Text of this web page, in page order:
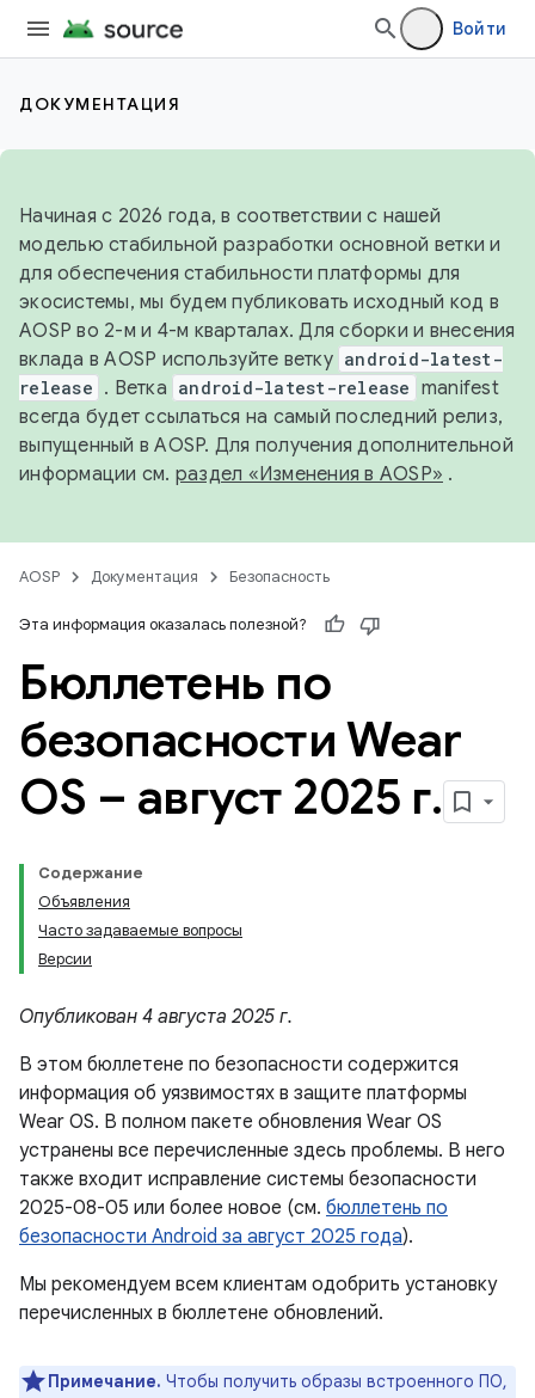
Войти
ДОКУМЕНТАЦИЯ
Начиная с 2026 года, в соответствии с нашей
моделью стабильной разработки основной ветки и
для обеспечения стабильности платформы для
экосистемы, мы будем публиковать исходный код в
AOSP во 2-м и 4-м кварталах. Для сборки и внесения
вклада в AOSP используйте ветку android-latest-
release . Ветка android-latest-release manifest
всегда будет ссылаться на самый последний релиз,
выпущенный в AOSP. Для получения дополнительной
информации см. раздел «Изменения в AOSP» .
AOSP Документация Безопасность
Эта информация оказалась полезной?
Бюллетень по
безопасности Wear
OS – август 2025 г.
Содержание
Объявления
Часто задаваемые вопросы
Версии
Опубликован 4 августа 2025 г.
В этом бюллетене по безопасности содержится
информация об уязвимостях в защите платформы
Wear OS. В полном пакете обновления Wear OS
устранены все перечисленные здесь проблемы. В него
также входит исправление системы безопасности
2025-08-05 или более новое (см. бюллетень по
безопасности Android за август 2025 года).
Мы рекомендуем всем клиентам одобрить установку
перечисленных в бюллетене обновлений.
Примечание. Чтобы получить образы встроенного ПО,